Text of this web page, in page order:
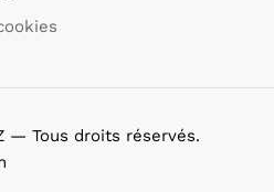
— Tous droits réservés.